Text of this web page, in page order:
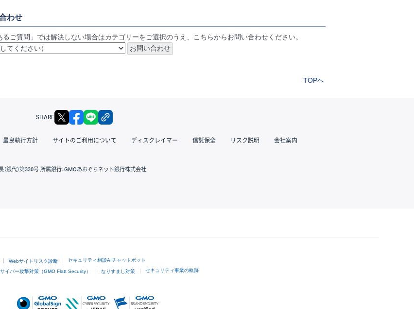
わせ
るご質問」では解決しない場合はカテゴリーをご選択のうえ、こちらからお問い合わせください。
TOPへ
SHARE X facebook
最良執行方針 サイトのご利用について ディスクレイマー 信託保全 リスク説明 会社案内
銀代）第330号 所属銀行：GMOあおぞらネット銀行株式会社
Webサイトリスク診断 セキュリティ相談AIチャットボット
サイバー攻撃対策（GMO Flatt Security） なりすまし対策 セキュリティ事業の軌跡